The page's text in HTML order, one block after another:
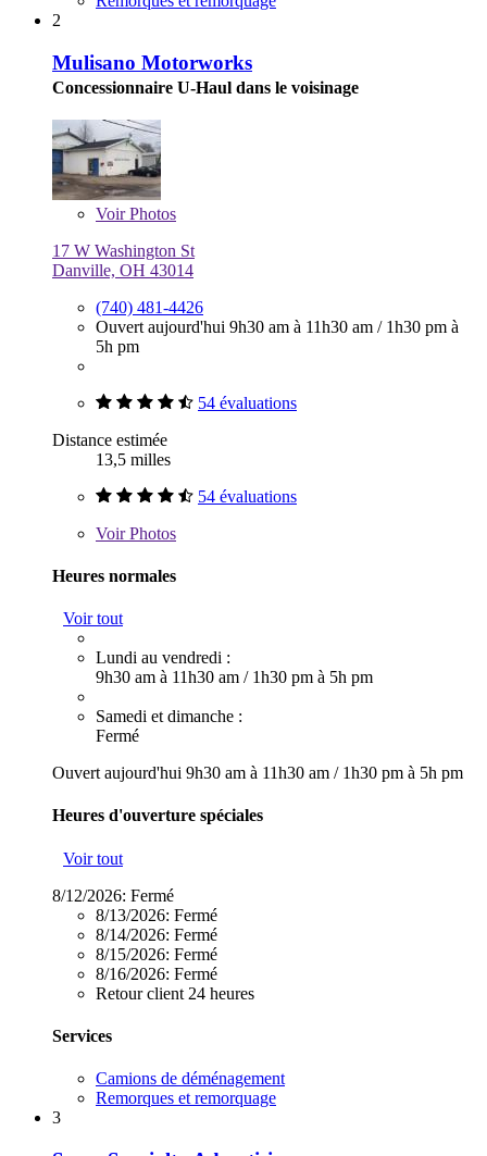
2
Mulisano Motorworks
Concessionnaire U-Haul dans le voisinage
VoirPhotos
17 W Washington St
Danville, OH 43014
(740) 481-4426
Ouvert aujourd'hui 9h30 am à 11h30 am / 1h30 pm à
5h pm
54 évaluations
Distance estimée
13,5 milles
54 évaluations
VoirPhotos
Heures normales
Voir tout
Lundi au vendredi :
9h30 am à 11h30 am / 1h30 pm à 5h pm
Samedi et dimanche :
Fermé
Ouvert aujourd'hui 9h30 am à 11h30 am / 1h30 pm à 5h pm
Heures d'ouverture spéciales
Voir tout
8/12/2026: Fermé
8/13/2026: Fermé
8/14/2026: Fermé
8/15/2026: Fermé
8/16/2026: Fermé
Retour client 24 heures
Services
Camions de déménagement
Remorques et remorquage
3